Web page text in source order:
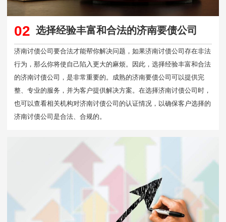
02 选择经验丰富和合法的济南要债公司
济南讨债公司要合法才能帮你解决问题，如果济南讨债公司存在非法
行为，那么你将使自己陷入更大的麻烦。因此，选择经验丰富和合法
的济南讨债公司，是非常重要的。成熟的济南要债公司可以提供完
整、专业的服务，并为客户提供解决方案。在选择济南讨债公司时，
也可以查看相关机构对济南讨债公司的认证情况，以确保客户选择的
济南讨债公司是合法、合规的。